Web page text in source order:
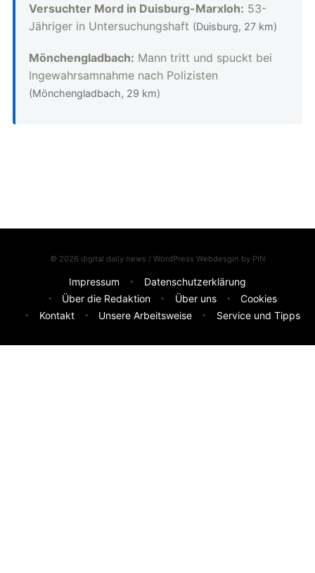
Versuchter Mord in Duisburg-Marxloh: 53-
Jähriger in Untersuchungshaft (Duisburg, 27 km)
Mönchengladbach: Mann tritt und spuckt bei
Ingewahrsamnahme nach Polizisten
(Mönchengladbach, 29 km)
© 2026 digital daily news / WordPress Webdesgin by PIN
Impressum
Datenschutzerklärung
Über die Redaktion
Über uns
Cookies
Kontakt
Unsere Arbeitsweise Service und Tipps